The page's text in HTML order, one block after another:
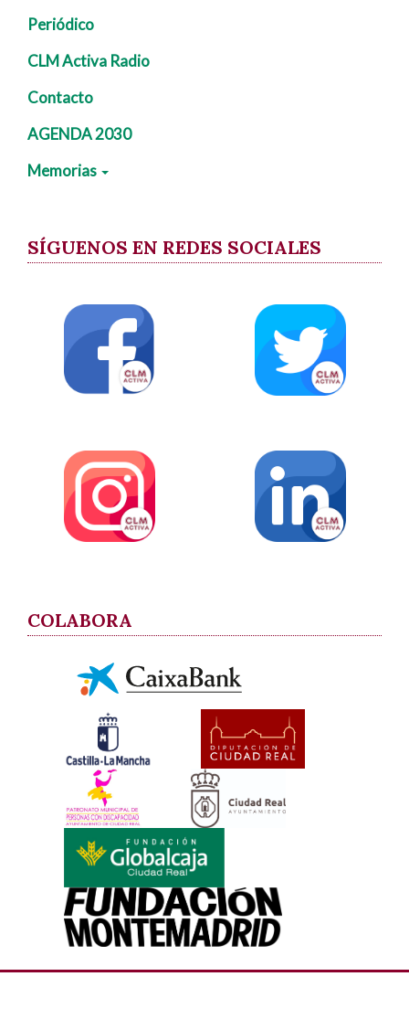
Periódico
CLM Activa Radio
Contacto
AGENDA 2030
Memorias
SÍGUENOS EN REDES SOCIALES
COLABORA